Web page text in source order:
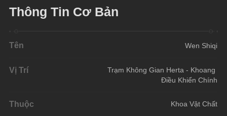
Thông Tin Cơ Bản
Tên Wen Shiqi
Vị Trí
Trạm Không Gian Herta - Khoang
Điều Khiển Chính
Thuộc Khoa Vật Chất